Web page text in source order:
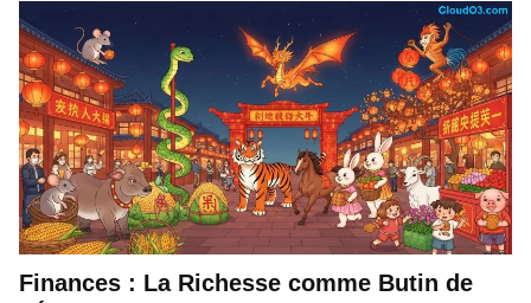
Finances : La Richesse comme Butin de